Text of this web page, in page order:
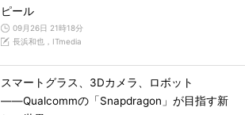
ピール
09月26日 21時18分
長浜和也，ITmedia
スマートグラス、3Dカメラ、ロボット
――Qualcommの「Snapdragon」が目指す新